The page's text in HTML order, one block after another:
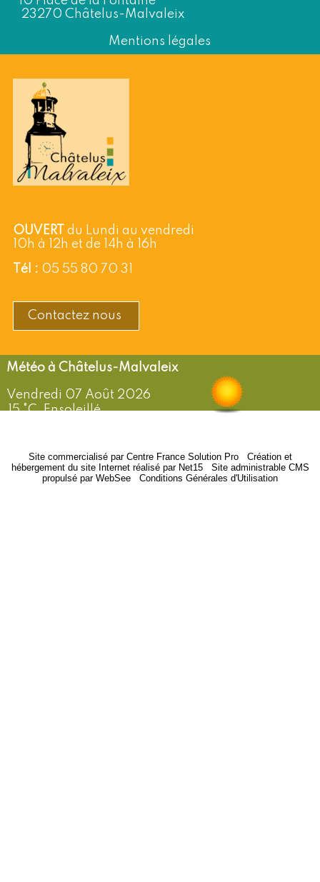
23270 Châtelus-Malvaleix
Mentions légales
OUVERT
du Lundi au vendredi
10h à 12h et de 14h à 16h
Tél : 05 55 80 70 31
Contactez nous
Châtelus-Malvaleix
Vendredi 07 Août 2026
15 °C, Ensoleillé
Site commercialisé par Centre France Solution Pro- Création et
hébergement du site Internet réalisé par Net15- Site administrable CMS
propulsé par WebSee
Conditions Générales d'Utilisation